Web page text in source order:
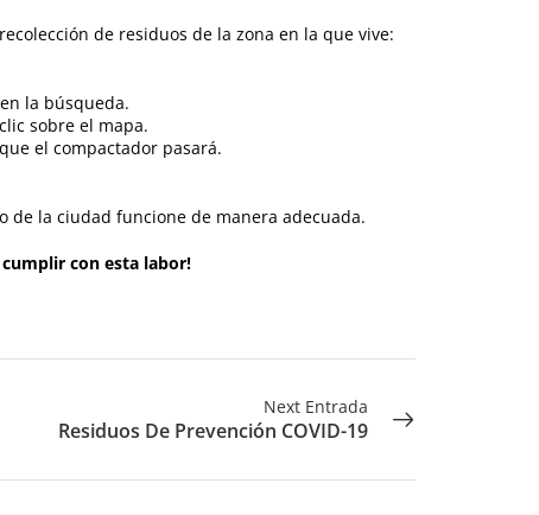
de residuos de la zona en la que vive:
la búsqueda.
sobre el mapa.
el compactador pasará.
de la ciudad funcione de manera adecuada.
con esta labor!
Next Entrada
Residuos De Prevención COVID-19